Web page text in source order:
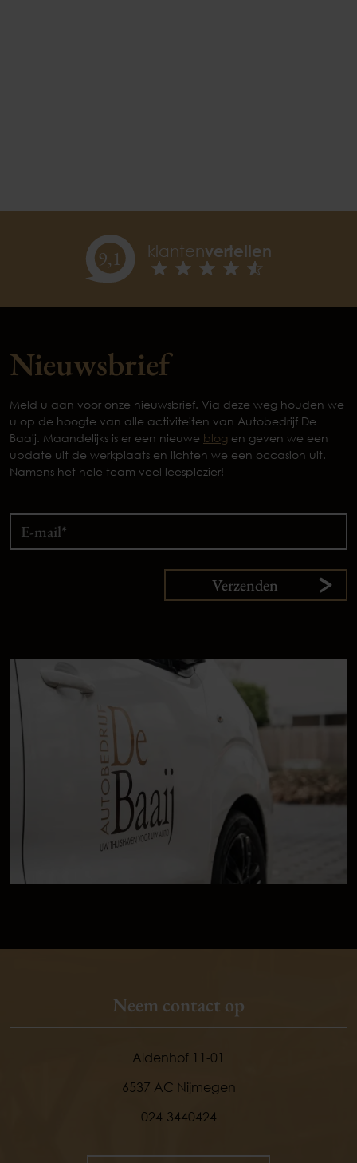
9,1 klantenvertellen
Nieuwsbrief
Meld u aan voor onze nieuwsbrief. Via deze weg houden we
u op de hoogte van alle activiteiten van Autobedrijf De
Baaij. Maandelijks is er een nieuwe blog en geven we een
update uit de werkplaats en lichten we een occasion uit.
Namens het hele team veel leesplezier!
Verzenden
Neem contact op
Aldenhof 11-01
6537 AC Nijmegen
024-3440424